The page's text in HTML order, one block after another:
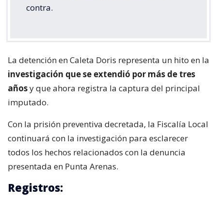
contra.
La detención en Caleta Doris representa un hito en la
investigación que se extendió por más de tres
añosy que ahora registra la captura del principal
imputado.
Con la prisión preventiva decretada, la Fiscalía Local
continuará con la investigación para esclarecer
todos los hechos relacionados con la denuncia
presentada en Punta Arenas.
Registros: